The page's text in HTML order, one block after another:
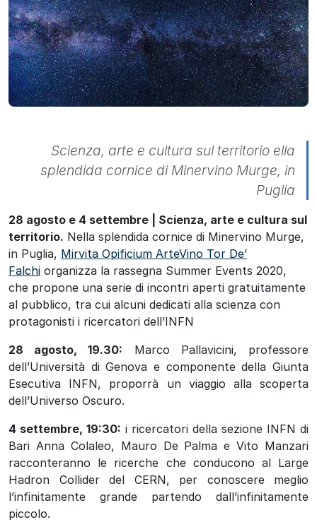
Scienza, arte e cultura sul territorio ella
splendida cornice di Minervino Murge, in
Puglia
28 agosto e 4 settembre | Scienza, arte e cultura sul
territorio. Nella splendida cornice di Minervino Murge,
in Puglia, Mirvita Opificium ArteVino Tor De’
Falchi organizza la rassegna Summer Events 2020,
che propone una serie di incontri aperti gratuitamente
al pubblico, tra cui alcuni dedicati alla scienza con
protagonisti i ricercatori dell’INFN
28 agosto, 19.30: Marco Pallavicini, professore
dell’Università di Genova e componente della Giunta
Esecutiva INFN, proporrà un viaggio alla scoperta
dell’Universo Oscuro.
4 settembre, 19:30: i ricercatori della sezione INFN di
Bari Anna Colaleo, Mauro De Palma e Vito Manzari
racconteranno le ricerche che conducono al Large
Hadron Collider del CERN, per conoscere meglio
l’infinitamente grande partendo dall’infinitamente
piccolo.